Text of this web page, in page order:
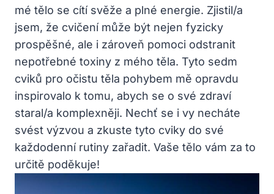
mé tělo se cítí svěže a plné energie. Zjistil/a
jsem, že cvičení může být nejen fyzicky
prospěšné, ale i zároveň pomoci odstranit
nepotřebné toxiny z mého těla. Tyto sedm
cviků pro očistu těla pohybem mě opravdu
inspirovalo k tomu, abych se o své zdraví
staral/a komplexněji. Nechť se i vy necháte
svést výzvou a zkuste tyto cviky do své
každodenní rutiny zařadit. Vaše tělo vám za to
určitě poděkuje!